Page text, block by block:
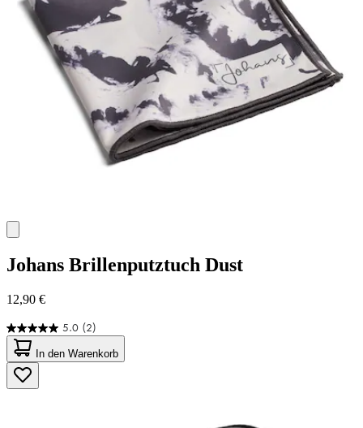
Johans Brillenputztuch Dust
12,90 €
5.0 (2)
5.0
von
5
Sternen.
2
In den Warenkorb